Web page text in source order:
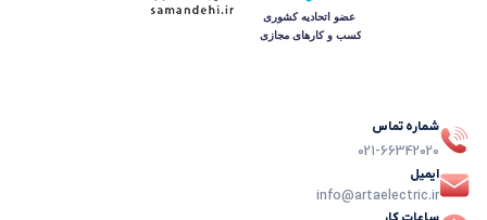
شماره تماس
021-66342020
ایمیل
info@artaelectric.ir